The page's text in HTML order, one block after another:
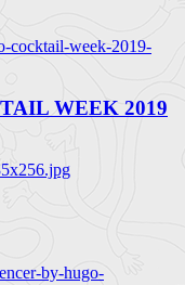
cocktail-week-2019-
WEEK 2019
by-hugo-